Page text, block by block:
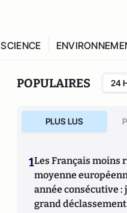
SCIENCE
POPULAIRES 24
PLUS LUS
1Les Français moins
moyenne
année consécutive :
grand déclassement